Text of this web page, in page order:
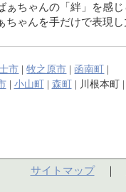
ちゃんの「絆」を感じ
ちゃんを手だけで表現
市 |牧之原市 函南町
| 小山町 森町 | 川根本町 |
サイトマップ｜